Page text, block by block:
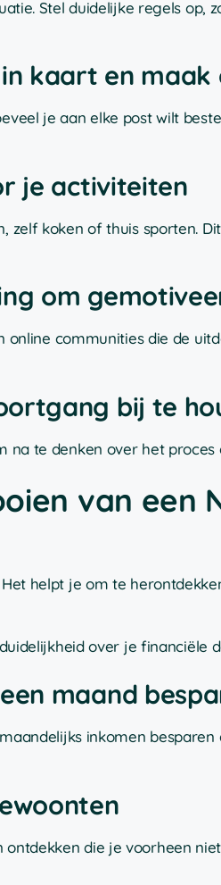
Stel duidelijke regels op,
kaart en maak
je aan elke post wilt
je activiteiten
zelf koken of thuis sporten.
om
communities die de
bij te
na te denken over het
van een
helpt je om te
over je financiële
maand
inkomen
die je voorheen